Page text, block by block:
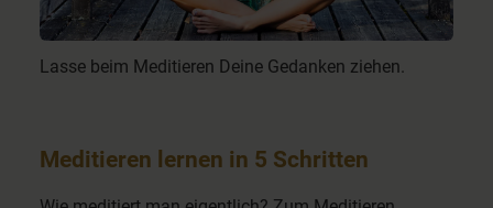
Lasse beim Meditieren Deine Gedanken ziehen.
Meditieren lernen in 5 Schritten